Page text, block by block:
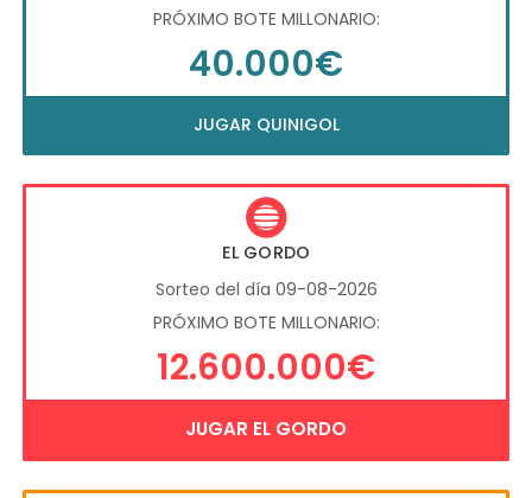
PRÓXIMO BOTE MILLONARIO:
40.000€
JUGAR QUINIGOL
EL GORDO
Sorteo del día 09-08-2026
PRÓXIMO BOTE MILLONARIO:
12.600.000€
JUGAR EL GORDO